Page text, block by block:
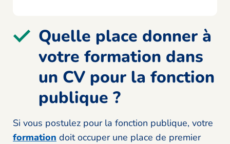
Quelle place donner à
votre formation dans
un CV pour la fonction
publique ?
Si vous postulez pour la fonction publique, votre
formation doit occuper une place de premier